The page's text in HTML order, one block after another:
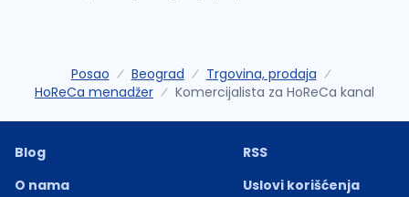
Posao Beograd
Trgovina, prodaja
HoReCa menadžer
Komercijalista za HoReCa kanal
Blog
O nama
RSS
Uslovi korišćenja